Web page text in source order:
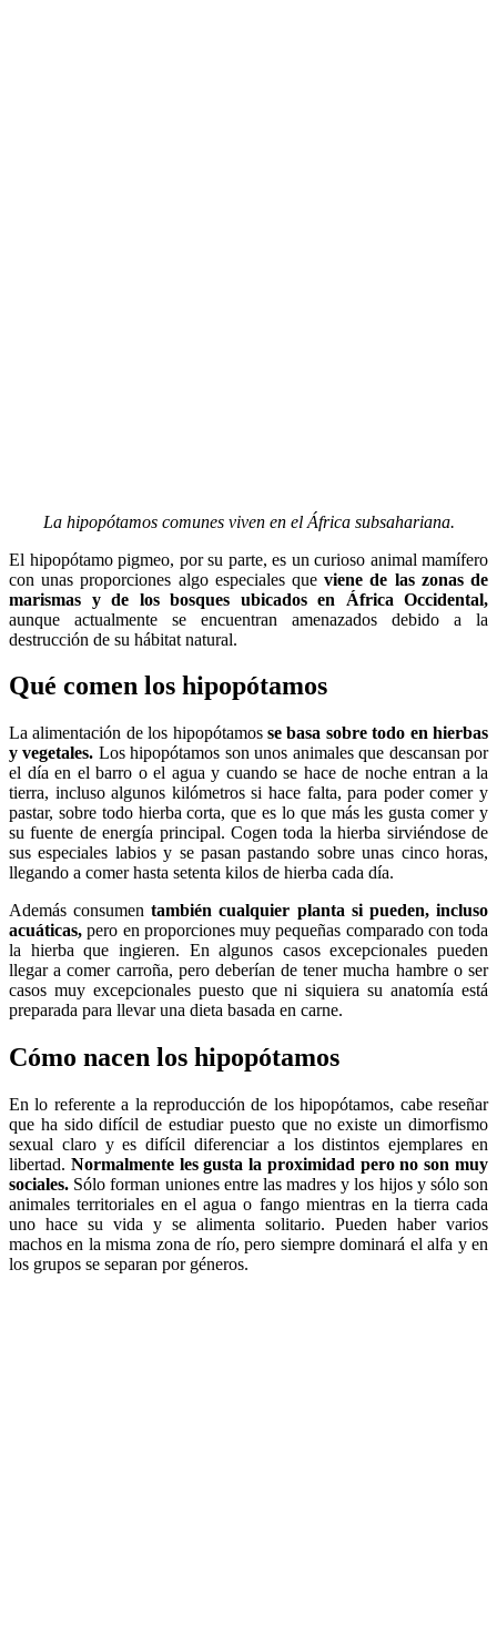
La hipopótamos comunes viven en el África subsahariana.
El hipopótamo pigmeo, por su parte, es un curioso animal mamífero
con unas proporciones algo especiales queviene de las zonas de
marismas y de los bosques ubicados en África Occidental,
aunque actualmente se encuentran amenazados debido a la
destrucción de su hábitat natural.
Qué comen los hipopótamos
La alimentación de los hipopótamos se basa sobre todo en hierbas
y vegetales. Los hipopótamos son unos animales que descansan por
el día en el barro o el agua y cuando se hace de noche entran a la
tierra, incluso algunos kilómetros si hace falta, para poder comer y
pastar, sobre todo hierba corta, que es lo que más les gusta comer y
su fuente de energía principal. Cogen toda la hierba sirviéndose de
sus especiales labios y se pasan pastando sobre unas cinco horas,
llegando a comer hasta setenta kilos de hierba cada día.
Además consumentambién cualquier planta si pueden, incluso
acuáticas, pero en proporciones muy pequeñas comparado con toda
la hierba que ingieren. En algunos casos excepcionales pueden
llegar a comer carroña, pero deberían de tener mucha hambre o ser
casos muy excepcionales puesto que ni siquiera su anatomía está
preparada para llevar una dieta basada en carne.
Cómo nacen los hipopótamos
En lo referente a la reproducción de los hipopótamos, cabe reseñar
que ha sido difícil de estudiar puesto que no existe un dimorfismo
sexual claro y es difícil diferenciar a los distintos ejemplares en
libertad. Normalmente les gusta la proximidad pero no son muy
sociales. Sólo forman uniones entre las madres y los hijos y sólo son
animales territoriales en el agua o fango mientras en la tierra cada
uno hace su vida y se alimenta solitario. Pueden haber varios
machos en la misma zona de río, pero siempre dominará el alfa y en
los grupos se separan por géneros.